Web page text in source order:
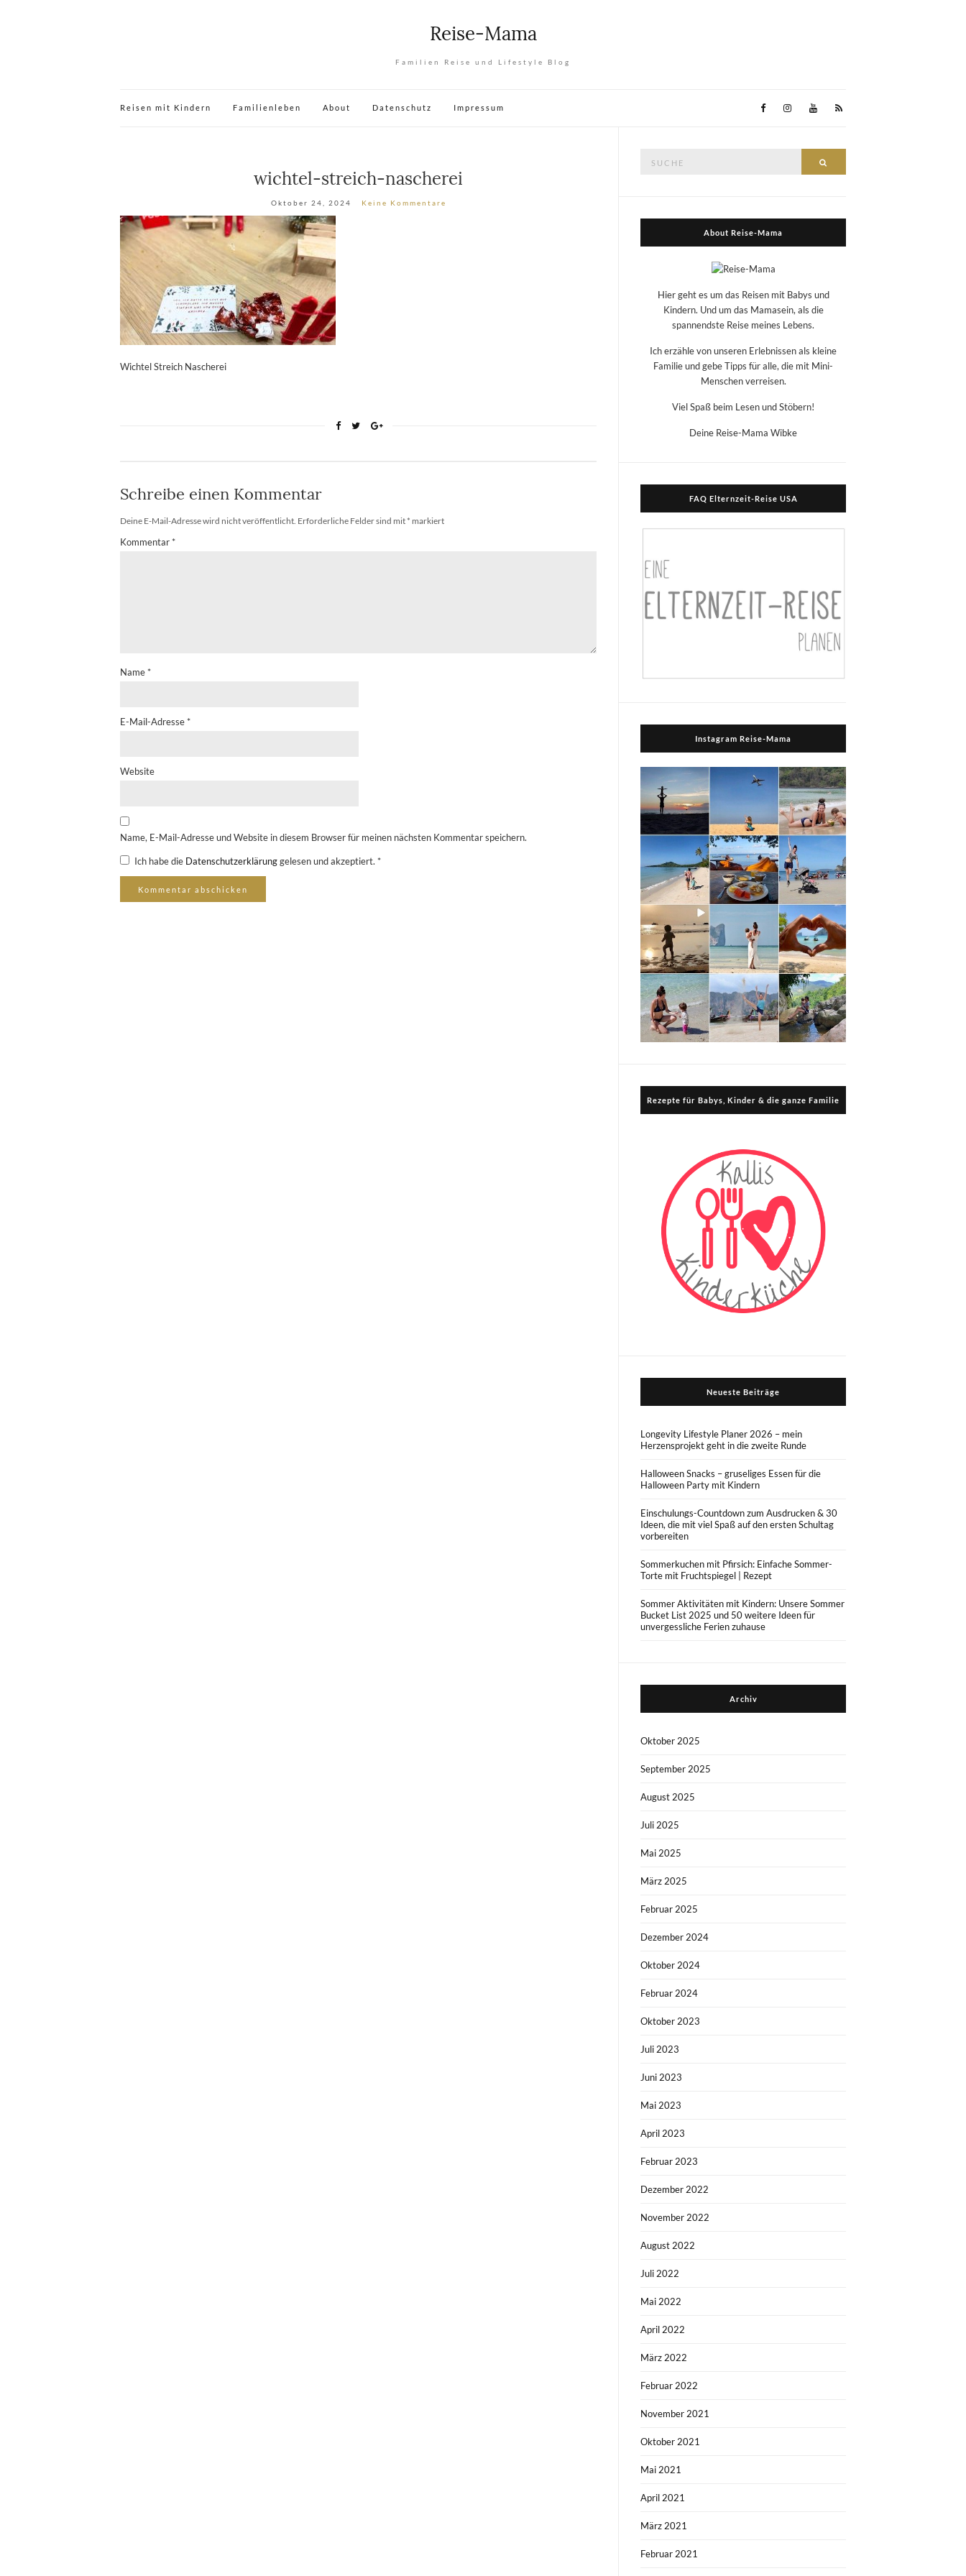
Reise-Mama
Familien Reise und Lifestyle Blog
Reisen mit Kindern Familienleben About Datenschutz Impressum
wichtel-streich-nascherei
Oktober 24, 2024 Keine Kommentare
Wichtel Streich Nascherei
Schreibe einen Kommentar
Deine E-Mail-Adresse wird nicht veröffentlicht. Erforderliche Felder sind mit * markiert
Kommentar *
Name *
E-Mail-Adresse *
Website
Name, E-Mail-Adresse und Website in diesem Browser für meinen nächsten Kommentar speichern.
Ich habe die Datenschutzerklärunggelesen und akzeptiert. *
About Reise-Mama
Hier geht es um das Reisen mit Babys und
Kindern. Und um das Mamasein, als die
spannendste Reise meines Lebens.
Ich erzähle von unseren Erlebnissen als kleine
Familie und gebe Tipps für alle, die mit Mini-
Menschen verreisen.
Viel Spaß beim Lesen und Stöbern!
Deine Reise-Mama Wibke
FAQ Elternzeit-Reise USA
Instagram Reise-Mama
Rezepte für Babys, Kinder & die ganze Familie
Neueste Beiträge
Longevity Lifestyle Planer 2026 – mein
Herzensprojekt geht in die zweite Runde
Halloween Snacks – gruseliges Essen für die
Halloween Party mit Kindern
Einschulungs-Countdown zum Ausdrucken & 30
Ideen, die mit viel Spaß auf den ersten Schultag
vorbereiten
Sommerkuchen mit Pfirsich: Einfache Sommer-
Torte mit Fruchtspiegel | Rezept
Sommer Aktivitäten mit Kindern: Unsere Sommer
Bucket List 2025 und 50 weitere Ideen für
unvergessliche Ferien zuhause
Archiv
Oktober 2025
September 2025
August 2025
Juli 2025
Mai 2025
März 2025
Februar 2025
Dezember 2024
Oktober 2024
Februar 2024
Oktober 2023
Juli 2023
Juni 2023
Mai 2023
April 2023
Februar 2023
Dezember 2022
November 2022
August 2022
Juli 2022
Mai 2022
April 2022
März 2022
Februar 2022
November 2021
Oktober 2021
Mai 2021
April 2021
März 2021
Februar 2021